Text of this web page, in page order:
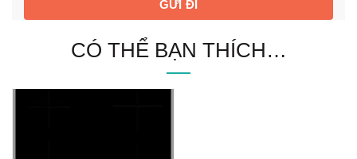
CÓ THỂ BẠN THÍCH…